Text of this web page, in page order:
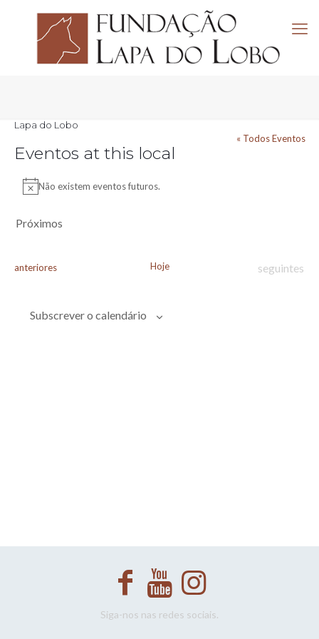
Lapa do Lobo
« Todos Eventos
Eventos at this local
AvisoNão existem eventos futuros.
Próximos
data.
Eventos
anteriores Hoje Eventos
seguintes
Subscrever o calendário
Siga-nos nas redes sociais.